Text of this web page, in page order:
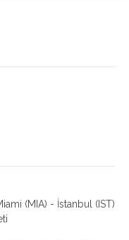
(MIA) - İstanbul (IST)